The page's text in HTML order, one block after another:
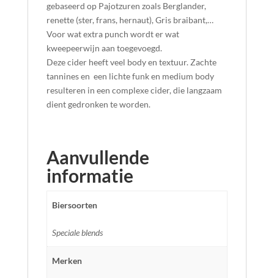
gebaseerd op Pajotzuren zoals Berglander,
renette (ster, frans, hernaut), Gris braibant,…
Voor wat extra punch wordt er wat
kweepeerwijn aan toegevoegd.
Deze cider heeft veel body en textuur. Zachte
tannines en een lichte funk en medium body
resulteren in een complexe cider, die langzaam
dient gedronken te worden.
Aanvullende
informatie
Biersoorten
Speciale blends
Merken